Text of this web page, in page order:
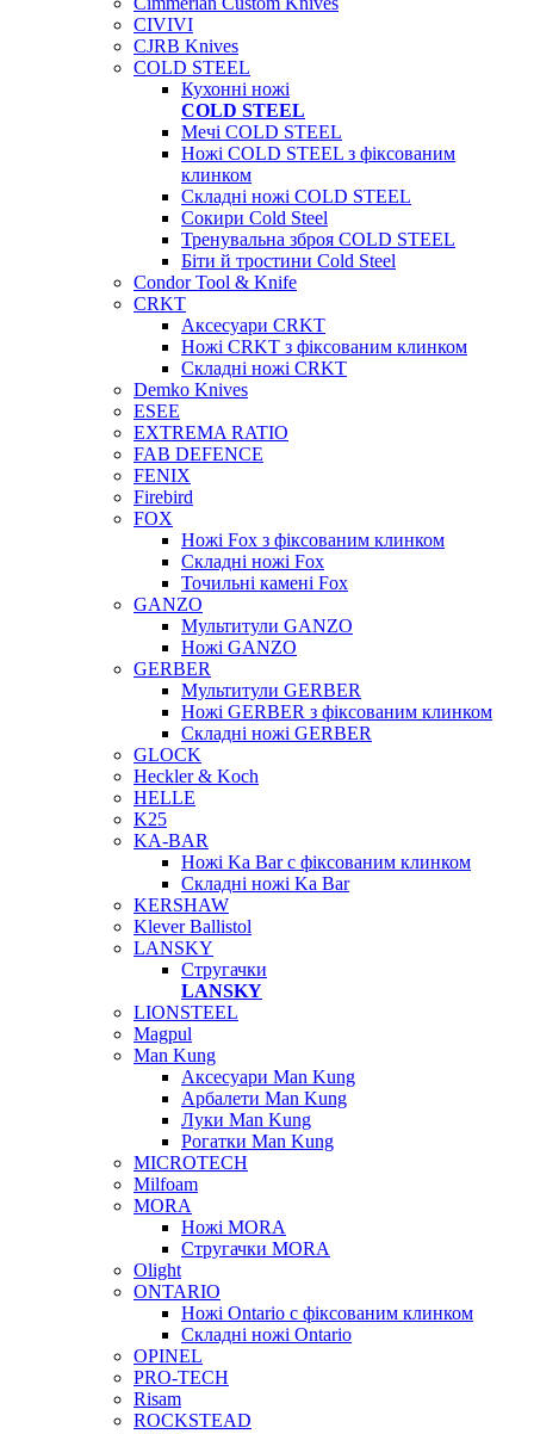
CIVIVI
CJRB Knives
COLD STEEL
Кухонні ножі
COLD STEEL
Мечі COLD STEEL
Ножі COLD STEEL з фіксованим
клинком
Складні ножі COLD STEEL
Сокири Cold Steel
Тренувальна зброя COLD STEEL
Біти й тростини Cold Steel
Condor Tool & Knife
CRKT
Аксесуари CRKT
Ножі CRKT з фіксованим клинком
Складні ножі CRKT
Demko Knives
ESEE
EXTREMA RATIO
FAB DEFENCE
FENIX
Firebird
FOX
Ножі Fox з фіксованим клинком
Складні ножі Fox
Точильні камені Fox
GANZO
Мультитули GANZO
Ножі GANZO
GERBER
Мультитули GERBER
Ножі GERBER з фіксованим клинком
Складні ножі GERBER
GLOCK
Heckler & Koch
HELLE
K25
KA-BAR
Ножі Ka Bar c фіксованим клинком
Складні ножі Ka Bar
KERSHAW
Klever Ballistol
LANSKY
Стругачки
LANSKY
LIONSTEEL
Magpul
Man Kung
Аксесуари Man Kung
Арбалети Man Kung
Луки Man Kung
Рогатки Man Kung
MICROTECH
Milfoam
MORA
Ножі MORA
Стругачки MORA
Olight
ONTARIO
Ножі Ontario c фіксованим клинком
Складні ножі Ontario
OPINEL
PRO-TECH
Risam
ROCKSTEAD